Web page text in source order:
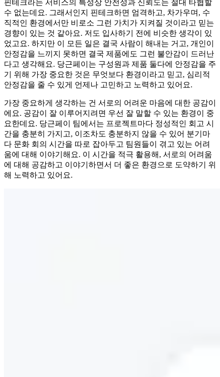
핀테크라는 서비스의 특성상 안전성과 신뢰도는 절대 타협할
수 없는데요. 그래서인지 핀테크하면 엄격하고, 차가우며, 수
직적인 환경에서만 비로소 그런 가치가 지켜질 것이라고 믿는
경향이 있는 것 같아요. 저도 입사하기 전에 비슷한 생각이 있
었고요. 하지만 이 모든 일은 결국 사람이 해내는 거고, 개인이
안정감을 느끼지 못하면 결국 제품에도 그런 불안감이 드러난
다고 생각해요. 당근페이는 구성원과 제품 둘다에 안정감을 주
기 위해 가장 중요한 것은 무엇보다 환경이라고 믿고, 심리적
안정감을 줄 수 있게 언제나 고민하고 노력하고 있어요.
가장 중요하게 생각하는 건 서로의 어려운 마음에 대한 공감이
에요. 공감이 잘 이루어지려면 우선 잘 말할 수 있는 환경이 중
요한데요. 당근페이 팀에서는 프로젝트마다 정성적인 회고 시
간을 충분히 가지고, 이조차도 충분하지 않을 수 있어 분기마
다 문화 회의 시간을 따로 잡아두고 팀원들이 겪고 있는 어려
움에 대해 이야기해요. 이 시간을 적극 활용해, 서로의 어려움
에 대해 공감하고 이야기하면서 더 좋은 환경으로 도약하기 위
해 노력하고 있어요.